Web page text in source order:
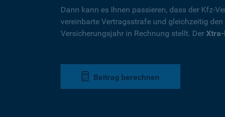
Dann kann es Ihnen passieren, dass der Kfz-
vereinbarte Vertragsstrafe und gleichzeitig
Versicherungsjahr in Rechnung stellt. Der
Beitrag berechnen